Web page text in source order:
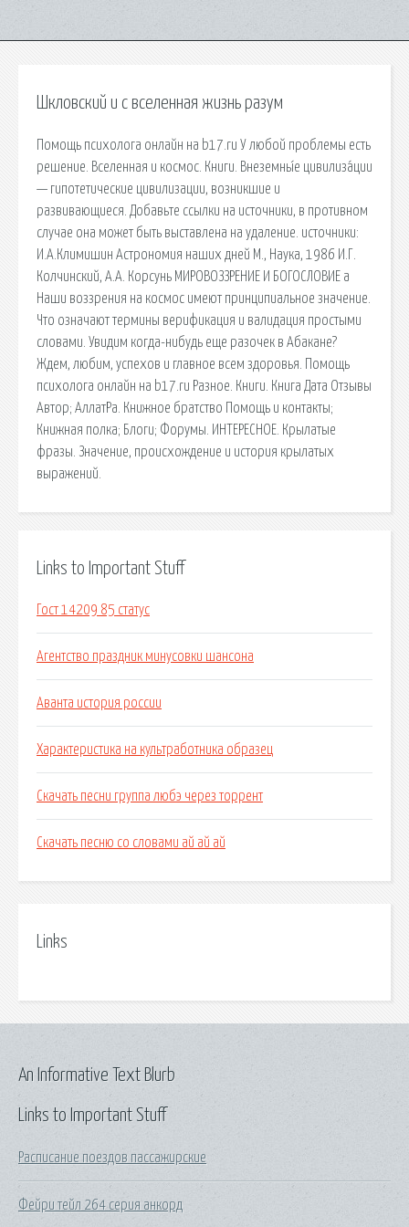
Шкловский и с вселенная жизнь разум
Помощь психолога онлайн на b17.ru У любой проблемы есть
решение. Вселенная и космос. Книги. Внеземны́е цивилиза́ции
— гипотетические цивилизации, возникшие и
развивающиеся. Добавьте ссылки на источники, в противном
случае она может быть выставлена на удаление. источники:
И.А.Климишин Астрономия наших дней М., Наука, 1986 И.Г.
Колчинский, А.А. Корсунь МИРОВОЗЗРЕНИЕ И БОГОСЛОВИЕ а
Наши воззрения на космос имеют принципиальное значение.
Что означают термины верификация и валидация простыми
словами. Увидим когда-нибудь еще разочек в Абакане?
Ждем, любим, успехов и главное всем здоровья. Помощь
психолога онлайн на b17.ru Разное. Книги. Книга Дата Отзывы
Автор; АллатРа. Книжное братство Помощь и контакты;
Книжная полка; Блоги; Форумы. ИНТЕРЕСНОЕ. Крылатые
фразы. Значение, происхождение и история крылатых
выражений.
Links to Important Stuff
Гост 14209 85 статус
Агентство праздник минусовки шансона
Аванта история россии
Характеристика на культработника образец
Скачать песни группа любэ через торрент
Скачать песню со словами ай ай ай
Links
Links to Important Stuff
Расписание поездов пассажирские
Фейри тейл 264 серия анкорд
An Informative Text Blurb